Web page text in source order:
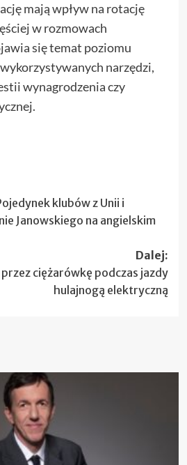
mają wpływ na rotację
w rozmowach
się temat poziomu
narzędzi,
wynagrodzenia czy
klubów z Unii i
Janowskiego na angielskim
Dalej:
ciężarówkę podczas jazdy
hulajnogą elektryczną